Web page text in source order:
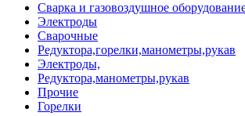
Сварка и газовоздушное
Электроды
Сварочные
Редуктора,горелки,манометры,рукав
Электроды,
Редуктора,манометры,рукав
Прочие
Горелки